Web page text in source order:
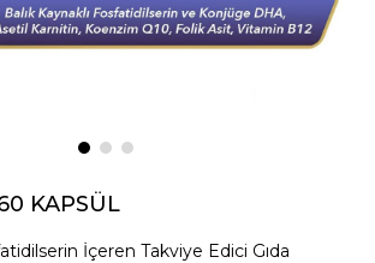
KAPSÜL
İçeren Takviye Edici Gıda